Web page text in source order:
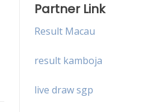
Partner Link
Result Macau
result kamboja
live draw sgp